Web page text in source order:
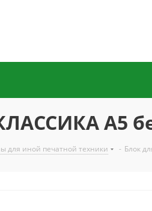
А5
для иной печатной техники - Блок